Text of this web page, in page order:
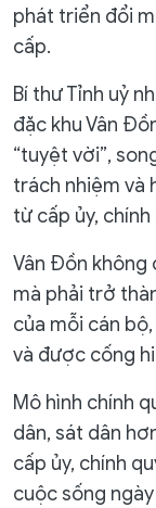
phát triển đổi
cấp.
Bí thư Tỉnh uỷ
đặc khu Vân
“tuyệt vời”,
trách nhiệm và
từ cấp ủy,
Vân Đồn không
mà phải trở
của mỗi cán
và được cống
Mô hình chính
dân, sát dân
cấp ủy, chính
cuộc sống